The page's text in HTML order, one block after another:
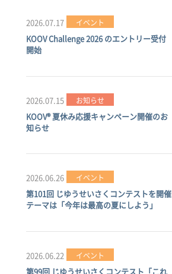
2026.07.17 イベント
KOOV Challenge 2026 のエントリー受付
開始
2026.07.15 お知らせ
KOOV® 夏休み応援キャンペーン開催のお
知らせ
2026.06.26 イベント
第101回 じゆうせいさくコンテストを開催
テーマは「今年は最高の夏にしよう」
2026.06.22 イベント
第99回 じゆうせいさくコンテスト「これ